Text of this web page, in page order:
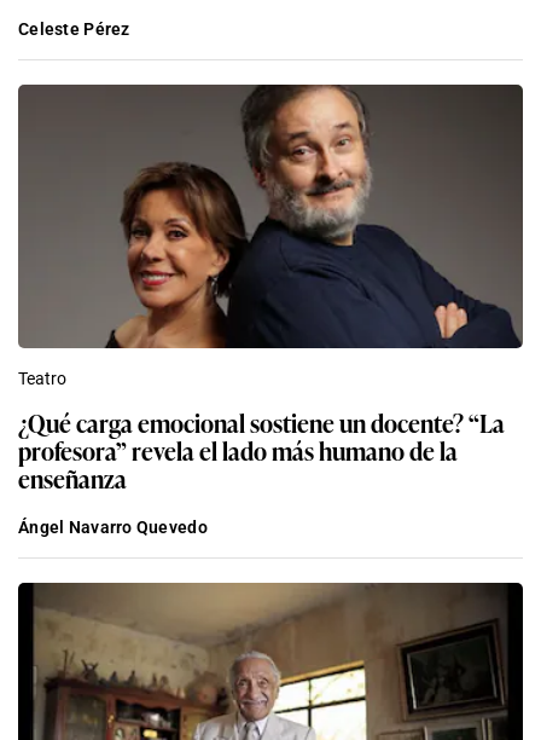
Celeste Pérez
Teatro
¿Qué carga emocional sostiene un docente? “La
profesora” revela el lado más humano de la
enseñanza
Ángel Navarro Quevedo